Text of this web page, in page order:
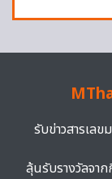
รับข่าวสารเล
ลุ้นรับรางวัลจา